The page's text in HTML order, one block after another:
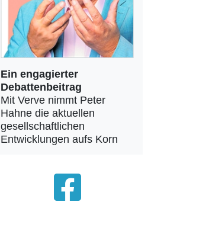
Ein engagierter
Debattenbeitrag
Mit Verve nimmt Peter
Hahne die aktuellen
gesellschaftlichen
Entwicklungen aufs Korn